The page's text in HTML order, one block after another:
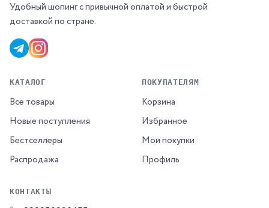
Удобный шопинг с привычной оплатой и быстрой
доставкой по стране.
КАТАЛОГ
Все товары
Новые поступления
Бестселлеры
Распродажа
ПОКУПАТЕЛЯМ
Корзина
Избранное
Мои покупки
Профиль
КОНТАКТЫ